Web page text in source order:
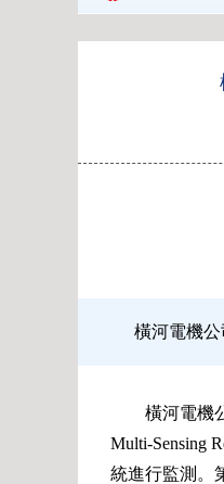
橫河電機公
橫河電機
Multi-Sensing
統進行監測。